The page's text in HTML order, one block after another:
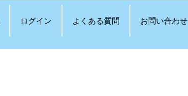
ログイン よくある質問 お問い合わせ